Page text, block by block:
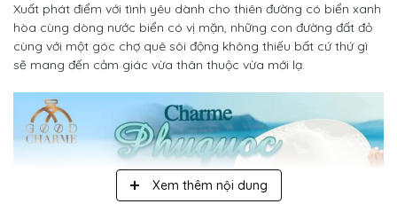
Xuất phát điểm với tình yêu dành cho thiên đường có biển xanh
hòa cùng dòng nước biển có vị mặn, những con đường đất đỏ
cùng với một góc chợ quê sôi động không thiếu bất cứ thứ gì
sẽ mang đến cảm giác vừa thân thuộc vừa mới lạ.
Xem thêm nội dung